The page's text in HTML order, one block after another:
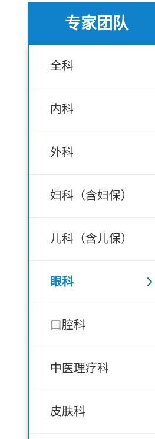
专家团队
全科
内科
外科
妇科（含妇保）
儿科（含儿保）
眼科
口腔科
中医理疗科
皮肤科